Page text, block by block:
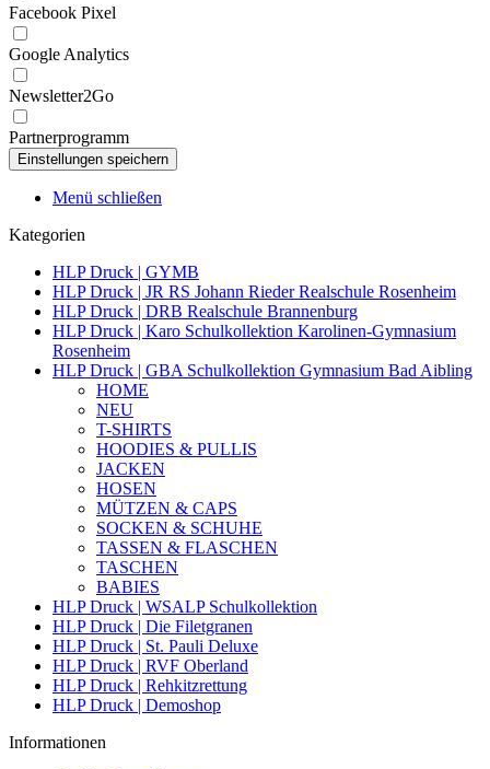
Facebook Pixel
Google Analytics
Newsletter2Go
Partnerprogramm
Menü schließen
Kategorien
HLP Druck | GYMB
HLP Druck | JR RS Johann Rieder Realschule Rosenheim
HLP Druck | DRB Realschule Brannenburg
HLP Druck | Karo Schulkollektion Karolinen-Gymnasium
Rosenheim
HLP Druck | GBA Schulkollektion Gymnasium Bad Aibling
HOME
NEU
T-SHIRTS
HOODIES & PULLIS
JACKEN
HOSEN
MÜTZEN & CAPS
SOCKEN & SCHUHE
TASSEN & FLASCHEN
TASCHEN
BABIES
HLP Druck | WSALP Schulkollektion
HLP Druck | Die Filetgranen
HLP Druck | St. Pauli Deluxe
HLP Druck | RVF Oberland
HLP Druck | Rehkitzrettung
HLP Druck | Demoshop
Informationen